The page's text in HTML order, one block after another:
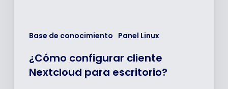
Base de conocimiento Panel Linux
¿Cómo configurar cliente
Nextcloud para escritorio?